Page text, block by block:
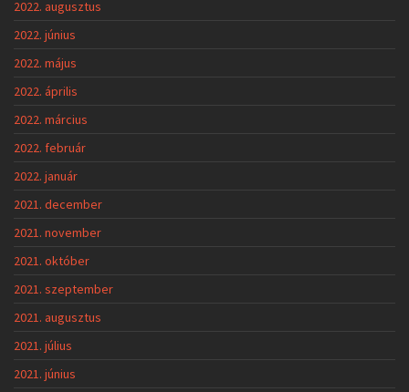
2022. augusztus
2022. június
2022. május
2022. április
2022. március
2022. február
2022. január
2021. december
2021. november
2021. október
2021. szeptember
2021. augusztus
2021. július
2021. június